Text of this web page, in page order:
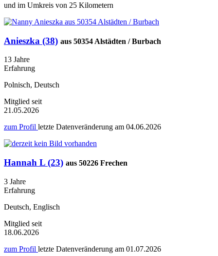
und im Umkreis von 25 Kilometern
Anieszka (38) aus 50354 Alstädten / Burbach
13 Jahre
Erfahrung
Polnisch, Deutsch
Mitglied seit
21.05.2026
zum Profil letzte Datenveränderung am 04.06.2026
Hannah L (23) aus 50226 Frechen
3 Jahre
Erfahrung
Deutsch, Englisch
Mitglied seit
18.06.2026
zum Profil letzte Datenveränderung am 01.07.2026